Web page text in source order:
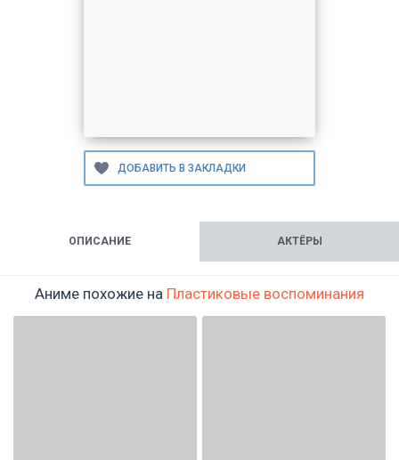
ОПИСАНИЕ АКТЁРЫ
Аниме похожие на Пластиковые воспоминания